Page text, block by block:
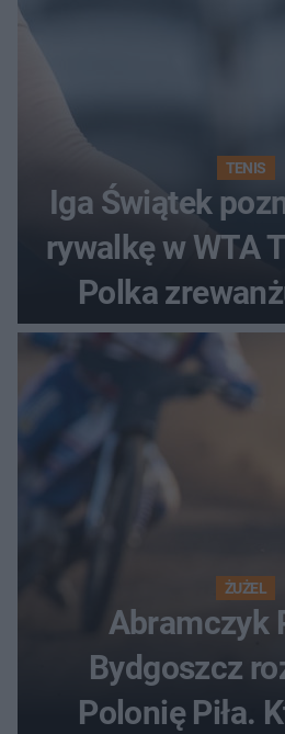
TENIS
Iga Świątek
rywalkę w WTA
Polka
ostatnią
ŻUŻEL
Abramczyk
Bydgoszcz
Polonię Piła.